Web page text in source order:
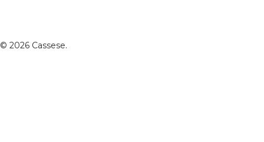
© 2026 Cassese.